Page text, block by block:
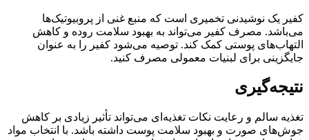
کفیر یک نوشیدنی تخمیری است که منبع غنی از پروبیوتیک‌ها
می‌باشد. مصرف کفیر می‌تواند به بهبود سلامت روده و کاهش
التهاب‌های پوستی کمک کند. توصیه می‌شود کفیر را به عنوان
جایگزینی برای لبنیات معمولی مصرف کنید.
نتیجه‌گیری
تغذیه سالم و رعایت نکات تغذیه‌ای می‌تواند تأثیر زیادی بر کاهش
جوش‌های صورت و بهبود سلامت پوست داشته باشد. با انتخاب مواد